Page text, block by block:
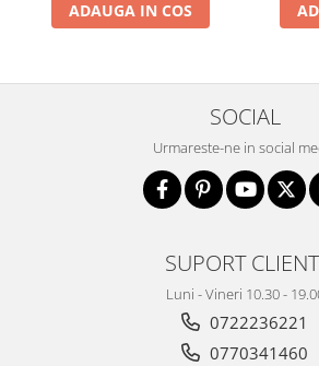
Accesorii pentru Lunete si
Aparate foto de colectie reflex,
Aparate foto de colectie, cu burduf
Aparate foto de colectie , cu vizare
Aparate foto de colectie , Stereo
Aparate foto de colectie -
ADAUGA IN COS
SOCIAL
Urmareste-ne in social
SUPORT
Luni - Vineri 10.30 -
0722236221
0770341460